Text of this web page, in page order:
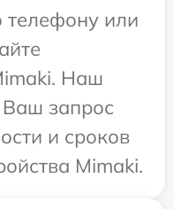
телефону или
Наш
Ваш запрос
и сроков
Mimaki.